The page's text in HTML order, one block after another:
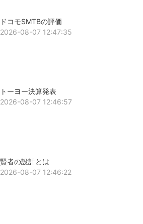
ドコモSMTBの評価
2026-08-07 12:47:35
トーヨー決算発表
2026-08-07 12:46:57
賢者の設計とは
2026-08-07 12:46:22